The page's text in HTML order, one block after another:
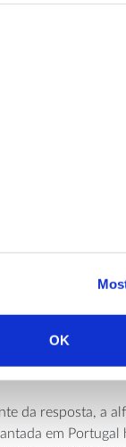
OK
introduzida e
naturais e
autóctones
se que é
da região
ou corno de
de mercadores.
de que a
da resposta, a
em Portugal